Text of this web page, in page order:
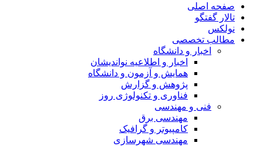
صفحه اصلی
تالار گفتگو
نولکس
مطالب تخصصی
اخبار و دانشگاه
اخبار و اطلاعیه نواندیشان
همایش و آزمون و دانشگاه
پژوهش و گزارش
فناوری و تکنولوژی روز
فنی و مهندسی
مهندسی برق
کامپیوتر و گرافیک
مهندسی شهرسازی